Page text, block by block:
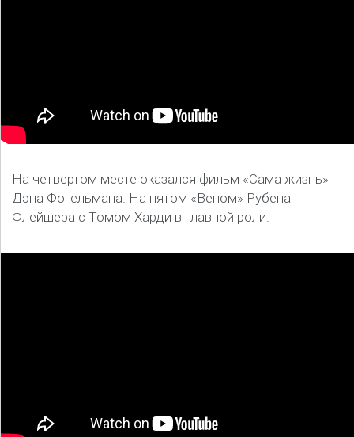
На четвертом месте оказался фильм «Сама жизнь»
Дэна Фогельмана. На пятом «Веном» Рубена
Флейшера с Томом Харди в главной роли.